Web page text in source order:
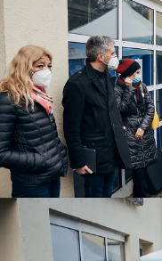
Pressefoto Corona
Pressefoto Corona